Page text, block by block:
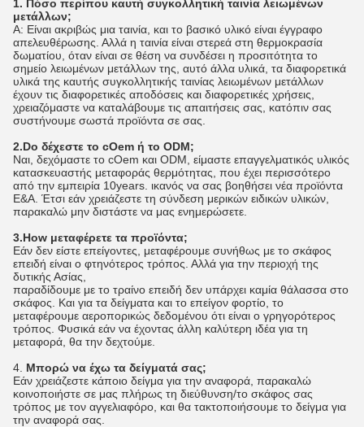
1. Πόσο περίπου καυτή συγκολλητική ταινία λειωμένων
μετάλλων;
Α: Είναι ακριβώς μια ταινία, και το βασικό υλικό είναι έγγραφο
απελευθέρωσης. Αλλά η ταινία είναι στερεά στη θερμοκρασία
δωματίου, όταν είναι σε θέση να συνδέσει η προσιτότητα το
σημείο λειωμένων μετάλλων της, αυτό άλλα υλικά, τα διαφορετικά
υλικά της καυτής συγκολλητικής ταινίας λειωμένων μετάλλων
έχουν τις διαφορετικές αποδόσεις και διαφορετικές χρήσεις,
χρειαζόμαστε να καταλάβουμε τις απαιτήσεις σας, κατόπιν σας
συστήνουμε σωστά προϊόντα σε σας.
2.Do δέχεστε το cOem ή το ODM;
Ναι, δεχόμαστε το cOem και ODM, είμαστε επαγγελματικός υλικός
κατασκευαστής μεταφοράς θερμότητας, που έχει περισσότερο
από την εμπειρία 10years. ικανός να σας βοηθήσει νέα προϊόντα
Ε&Α. Έτσι εάν χρειάζεστε τη σύνδεση μερικών ειδικών υλικών,
παρακαλώ μην διστάστε να μας ενημερώσετε.
3.How μεταφέρετε τα προϊόντα;
Εάν δεν είστε επείγοντες, μεταφέρουμε συνήθως με το σκάφος
επειδή είναι ο φτηνότερος τρόπος. Αλλά για την περιοχή της
δυτικής Ασίας,
παραδίδουμε με το τραίνο επειδή δεν υπάρχει καμία θάλασσα στο
σκάφος. Και για τα δείγματα και το επείγον φορτίο, το
μεταφέρουμε αεροπορικώς δεδομένου ότι είναι ο γρηγορότερος
τρόπος. Φυσικά εάν να έχοντας άλλη καλύτερη ιδέα για τη
μεταφορά, θα την δεχτούμε.
4. Μπορώ να έχω τα δείγματά σας;
Εάν χρειάζεστε κάποιο δείγμα για την αναφορά, παρακαλώ
κοινοποιήστε σε μας πλήρως τη διεύθυνση/το σκάφος σας
τρόπος με τον αγγελιαφόρο, και θα τακτοποιήσουμε το δείγμα για
την αναφορά σας.